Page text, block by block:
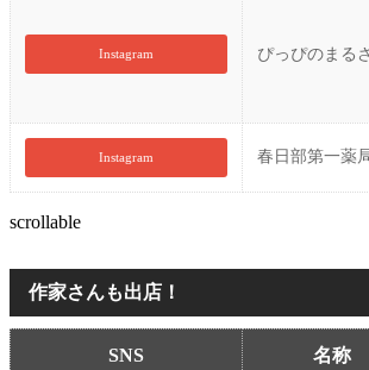
Instagram ぴっぴのまる
Instagram 春日部第一薬
scrollable
作家さんも出店！
SNS 名称